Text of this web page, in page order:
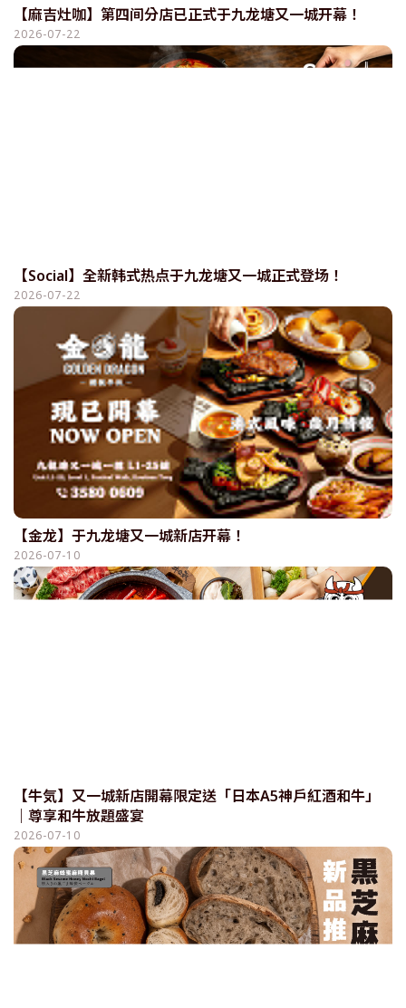
【麻吉灶咖】第四间分店已正式于九龙塘又一城开幕！
2026-07-22
【Social】全新韩式热点于九龙塘又一城正式登场！
2026-07-22
【金龙】于九龙塘又一城新店开幕！
2026-07-10
【牛気】又一城新店開幕限定送「日本A5神戶紅酒和牛」
｜尊享和牛放題盛宴
2026-07-10